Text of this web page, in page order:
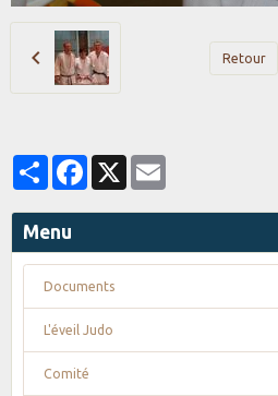
Retour
PartagerFacebook
X
Menu
Documents
L'éveil Judo
Comité